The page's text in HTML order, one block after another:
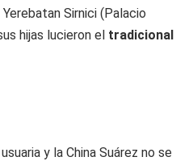
Sirnici (Palacio
hijas lucieron el tradicional
y la China Suárez no se